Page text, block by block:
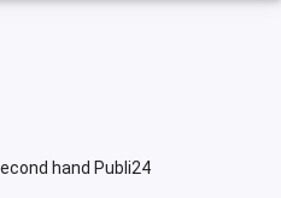
hand Publi24